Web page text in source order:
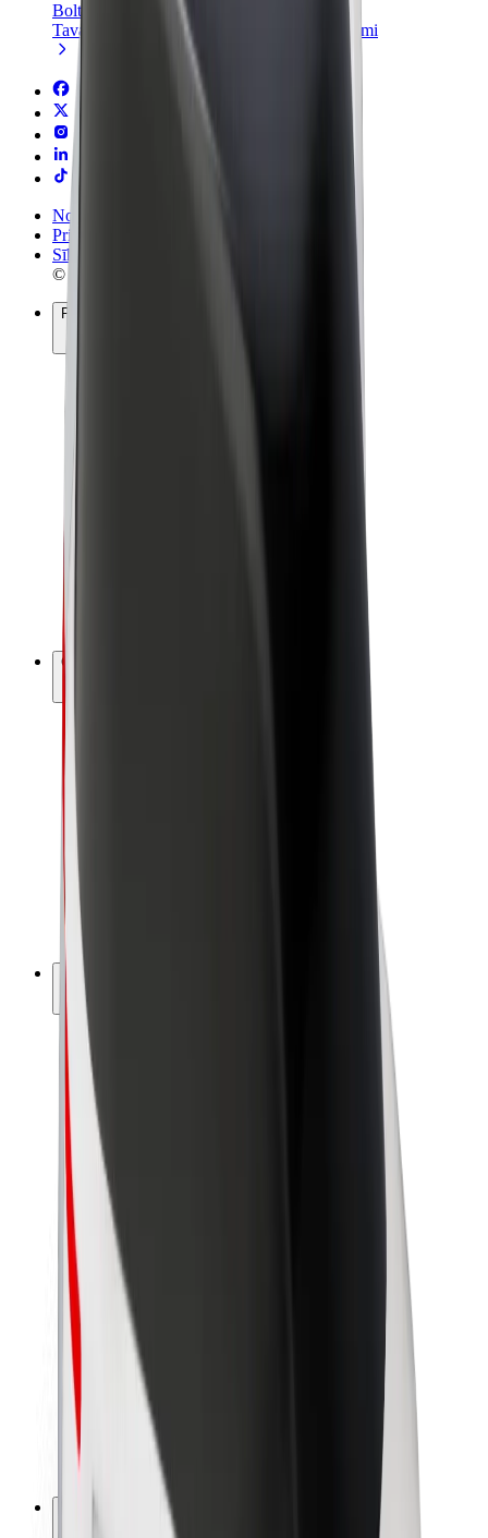
Bolt for Business
Tavam uzņēmumam pielāgoti Bolt pakalpojumi
Noteikumi un nosacījumi
Privātuma politika
Sīkdatnes
© 2026 Bolt Technology OÜ
Pakalpojumi
Gūsti ieņēmumus ar Bolt
Par uzņēmumu
Bolt ilgtspējība
Project Zero
Blogs
Ziņu telpa
Zīmola vadlīnijas
Misija
Attiecības ar investoriem
Vadība
Pilsētvides fonds